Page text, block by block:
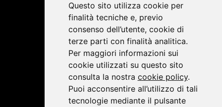
Questo sito utilizza cookie per
finalità tecniche e, previo
consenso dell’utente, cookie di
terze parti con finalità analitica.
Per maggiori informazioni sui
cookie utilizzati su questo sito
consulta la nostra cookie policy.
Puoi acconsentire all’utilizzo di tali
tecnologie mediante il pulsante